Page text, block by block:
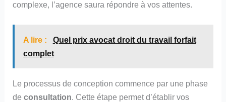
complexe, l’agence saura répondre à vos attentes.
A lire :
Quel prix avocat droit du travail forfait
complet
Le processus de conception commence par une phase
deconsultation. Cette étape permet d’établir vos